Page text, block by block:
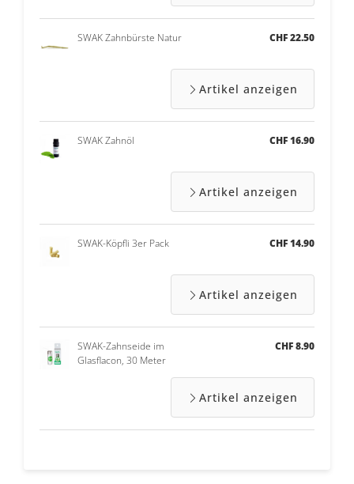
SWAK Zahnbürste Natur CHF 22.50
Artikel anzeigen
SWAK Zahnöl CHF 16.90
Artikel anzeigen
SWAK-Köpfli 3er Pack CHF 14.90
Artikel anzeigen
SWAK-Zahnseide im
Glasflacon, 30 Meter
CHF 8.90
Artikel anzeigen